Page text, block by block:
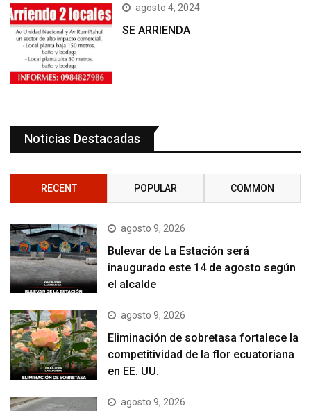
agosto 4, 2024
SE ARRIENDA
Noticias Destacadas
RECENT POPULAR COMMON
agosto 9, 2026
Bulevar de La Estación será
inaugurado este 14 de agosto según
el alcalde
agosto 9, 2026
Eliminación de sobretasa fortalece la
competitividad de la flor ecuatoriana
en EE. UU.
agosto 9, 2026